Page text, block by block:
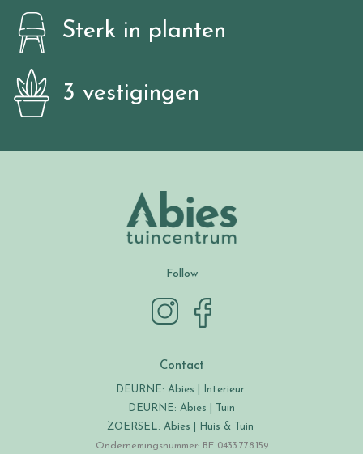
Sterk in planten
3 vestigingen
Follow
Contact
DEURNE: Abies | Interieur
DEURNE: Abies | Tuin
ZOERSEL: Abies | Huis & Tuin
Ondernemingsnummer: BE 0433.778.159